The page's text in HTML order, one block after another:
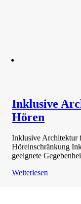
Inklusive
Hören
Inklusive Architektur
Höreinschränkung
geeignete
Weiterlesen